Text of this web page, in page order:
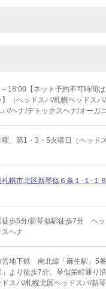
18:00【ネット予約不可時間
】（ヘッドスパ/札幌ヘッドス
パ/ヘナ/デトックスヘナ/オーガ
曜、第1・3・5火曜日（ヘッド
札幌市北区新琴似６条１-１-
徒歩5分/新琴似駅徒歩7分 ヘ
スヘナ
営地下鉄 南北線「麻生駅」5
」より徒歩7分。琴似栄町通り
ドスパ/札幌北区ヘッドスパ/新